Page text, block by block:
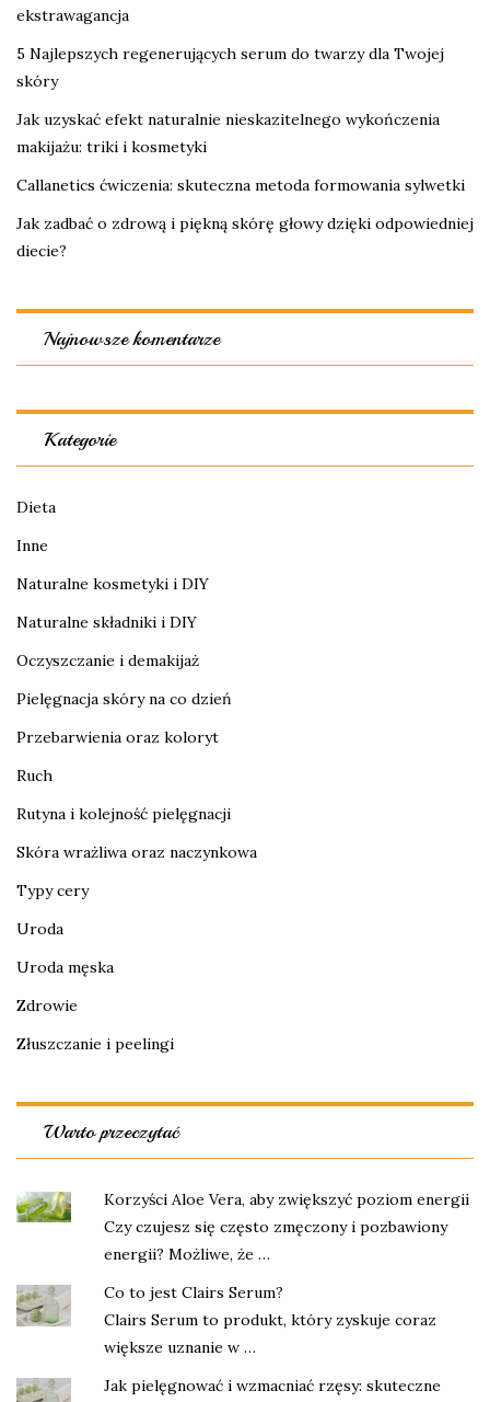
ekstrawagancja
5 Najlepszych regenerujących serum do twarzy dla Twojej
skóry
Jak uzyskać efekt naturalnie nieskazitelnego wykończenia
makijażu: triki i kosmetyki
Callanetics ćwiczenia: skuteczna metoda formowania sylwetki
Jak zadbać o zdrową i piękną skórę głowy dzięki odpowiedniej
diecie?
Najnowsze komentarze
Kategorie
Dieta
Inne
Naturalne kosmetyki i DIY
Naturalne składniki i DIY
Oczyszczanie i demakijaż
Pielęgnacja skóry na co dzień
Przebarwienia oraz koloryt
Ruch
Rutyna i kolejność pielęgnacji
Skóra wrażliwa oraz naczynkowa
Typy cery
Uroda
Uroda męska
Zdrowie
Złuszczanie i peelingi
Warto przeczytać
Korzyści Aloe Vera, aby zwiększyć poziom energii
Czy czujesz się często zmęczony i pozbawiony
energii? Możliwe, że …
Co to jest Clairs Serum?
Clairs Serum to produkt, który zyskuje coraz
większe uznanie w …
Jak pielęgnować i wzmacniać rzęsy: skuteczne